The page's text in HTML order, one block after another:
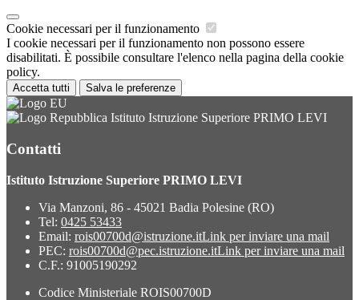
Cookie necessari per il funzionamento
I cookie necessari per il funzionamento non possono essere
disabilitati. È possibile consultare l'elenco nella pagina della cookie
policy.
Accetta tutti Salva le preferenze
Istituto Istruzione Superiore PRIMO LEVI
Contatti
Istituto Istruzione Superiore PRIMO LEVI
Via Manzoni, 86 - 45021 Badia Polesine (RO)
Tel: 0425 53433
Email: rois00700d@istruzione.itLink per inviare una mail
PEC: rois00700d@pec.istruzione.itLink per inviare una mail
C.F.: 91005190292
Codice Ministeriale ROIS00700D